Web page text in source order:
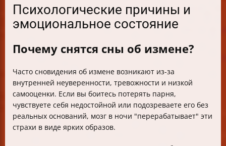
Психологические причины и
эмоциональное состояние
Почему снятся сны об измене?
Часто сновидения об измене возникают из-за
внутренней неуверенности, тревожности и низкой
самооценки. Если вы боитесь потерять парня,
чувствуете себя недостойной или подозреваете его без
реальных оснований, мозг в ночи "перерабатывает" эти
страхи в виде ярких образов.